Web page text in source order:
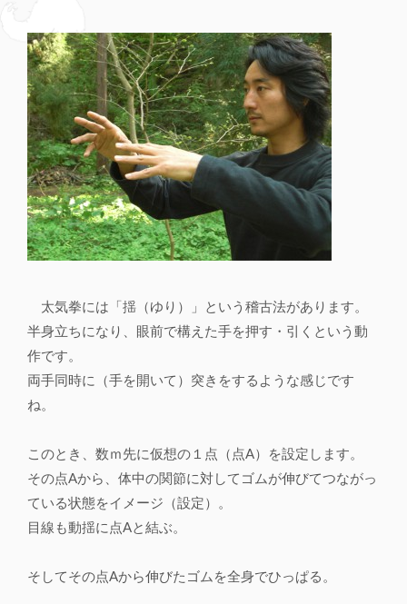
太気拳には「揺（ゆり）」という稽古法があります。
半身立ちになり、眼前で構えた手を押す・引くという動
作です。
両手同時に（手を開いて）突きをするような感じです
ね。
このとき、数ｍ先に仮想の１点（点A）を設定します。
その点Aから、体中の関節に対してゴムが伸びてつながっ
ている状態をイメージ（設定）。
目線も動揺に点Aと結ぶ。
そしてその点Aから伸びたゴムを全身でひっぱる。